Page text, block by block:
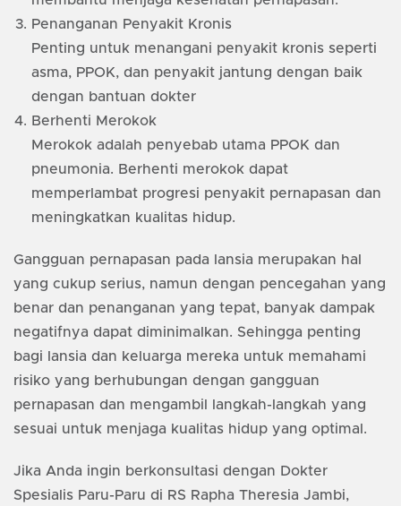
Penanganan Penyakit Kronis
Penting untuk menangani penyakit kronis seperti
asma, PPOK, dan penyakit jantung dengan baik
dengan bantuan dokter
Berhenti Merokok
Merokok adalah penyebab utama PPOK dan
pneumonia. Berhenti merokok dapat
memperlambat progresi penyakit pernapasan dan
meningkatkan kualitas hidup.
Gangguan pernapasan pada lansia merupakan hal
yang cukup serius, namun dengan pencegahan yang
benar dan penanganan yang tepat, banyak dampak
negatifnya dapat diminimalkan. Sehingga penting
bagi lansia dan keluarga mereka untuk memahami
risiko yang berhubungan dengan gangguan
pernapasan dan mengambil langkah-langkah yang
sesuai untuk menjaga kualitas hidup yang optimal.
Jika Anda ingin berkonsultasi dengan Dokter
Spesialis Paru-Paru di RS Rapha Theresia Jambi,